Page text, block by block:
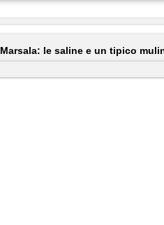
Marsala: le saline e un tipico